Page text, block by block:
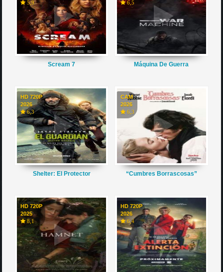
5,9
Scream 7
6,5
Máquina De Guerra
HD 720P
2026
6,3
Shelter: El Protector
CAM
2026
6,3
“Cumbres Borrascosas”
HD 720P
2025
8,1
HD 720P
2026
6,4